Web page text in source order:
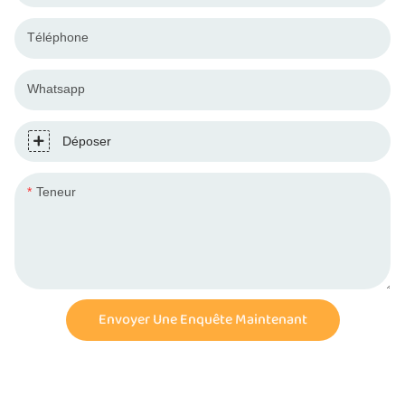
Téléphone
Whatsapp
Déposer
Teneur
Envoyer Une Enquête Maintenant